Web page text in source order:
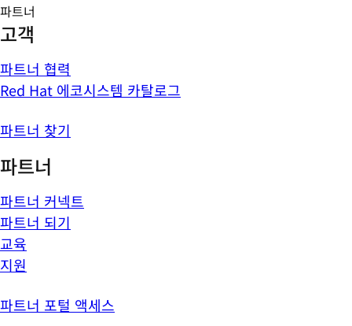
파트너
고객
파트너 협력
Red Hat 에코시스템 카탈로그
파트너 찾기
파트너
파트너 커넥트
파트너 되기
교육
지원
파트너 포털 액세스